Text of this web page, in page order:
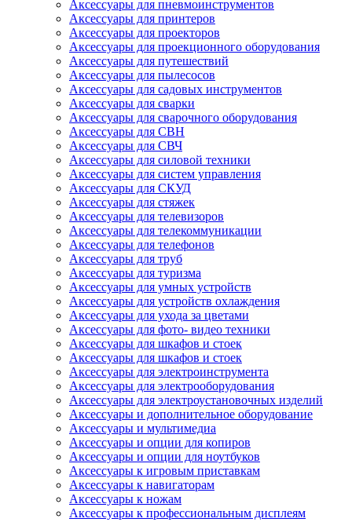
Аксессуары для пневмоинструментов
Аксессуары для принтеров
Аксессуары для проекторов
Аксессуары для проекционного оборудования
Аксессуары для путешествий
Аксессуары для пылесосов
Аксессуары для садовых инструментов
Аксессуары для сварки
Аксессуары для сварочного оборудования
Аксессуары для СВН
Аксессуары для СВЧ
Аксессуары для силовой техники
Аксессуары для систем управления
Аксессуары для СКУД
Аксессуары для стяжек
Аксессуары для телевизоров
Аксессуары для телекоммуникации
Аксессуары для телефонов
Аксессуары для труб
Аксессуары для туризма
Аксессуары для умных устройств
Аксессуары для устройств охлаждения
Аксессуары для ухода за цветами
Аксессуары для фото- видео техники
Аксессуары для шкафов и стоек
Аксессуары для шкафов и стоек
Аксессуары для электроинструмента
Аксессуары для электрооборудования
Аксессуары для электроустановочных изделий
Аксессуары и дополнительное оборудование
Аксессуары и мультимедиа
Аксессуары и опции для копиров
Аксессуары и опции для ноутбуков
Аксессуары к игровым приставкам
Аксессуары к навигаторам
Аксессуары к ножам
Аксессуары к профессиональным дисплеям